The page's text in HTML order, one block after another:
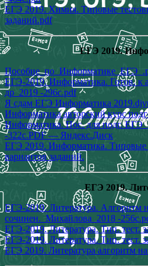
ЕГЭ 2019. Химия. Типовые
заданий.pdf
ЕГЭ 2019.
ЕГЭ-2019. Информатика. Готов. к
др_2019 -296с.pdf
Я сдам ЕГЭ Информатика
Информатика авторский курс
Информатика. Пос. для подг.
-322с.PDF — Яндекс.Диск
ЕГЭ 2019. Информатика. Типовые
вариантов заданий.
ЕГЭ 2019.
ЕГЭ-2019. Литература. Алгоритм
сочинен._Михайлова_2018 -
ЕГЭ-2019. Литература. Тип. тест.
ЕГЭ-2019. Литература. Тип. тест.
ЕГЭ 2019. Литература алгоритм